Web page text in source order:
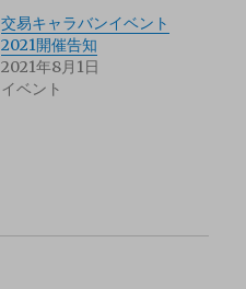
交易キャラバンイベント
2021開催告知
2021年8月1日
イベント